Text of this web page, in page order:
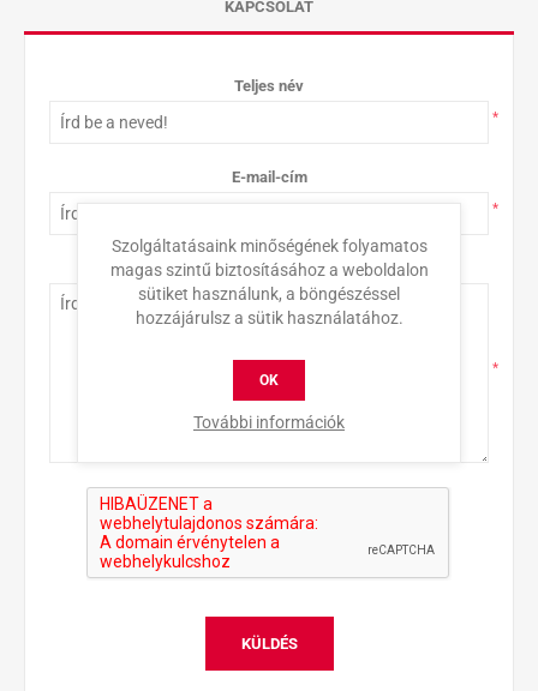
KAPCSOLAT
Teljes név
*
E-mail-cím
*
Érdeklődés
*
KÜLDÉS
Szolgáltatásaink minőségének folyamatos
magas szintű biztosításához a weboldalon
sütiket használunk, a böngészéssel
hozzájárulsz a sütik használatához.
OK
További információk